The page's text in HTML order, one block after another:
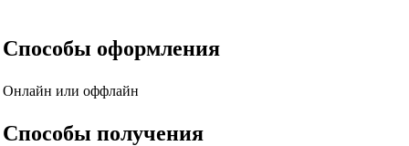
Способы оформления
Онлайн или оффлайн
Способы получения